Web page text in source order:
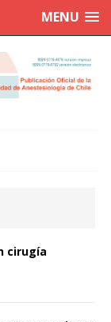
MENU
cirugía